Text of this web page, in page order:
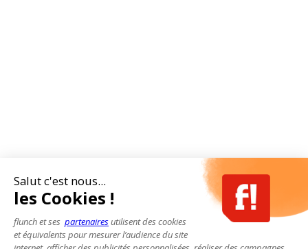
Salut c'est nous...
les Cookies !
flunch et ses partenairesutilisent des cookies
et équivalents pour mesurer l’audience du site